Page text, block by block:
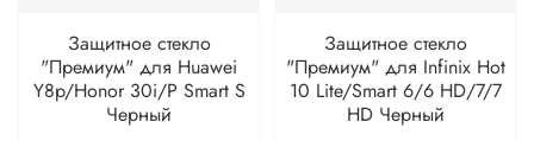
Защитное стекло
"Премиум" для Huawei
Y8p/Honor 30i/P Smart S
Черный
Защитное стекло
"Премиум" для Infinix Hot
10 Lite/Smart 6/6 HD/7/7
HD Черный